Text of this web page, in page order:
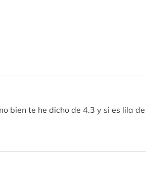
bien te he dicho de 4.3 y si es lila